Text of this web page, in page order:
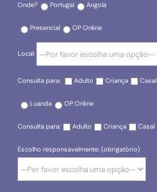
Onde? Portugal Angola
Presencial OP Online
Local:
Consulta para: Adulto Criança Casal
Luanda OP Online
Consulta para: Adulto Criança Casal
Escolho responsavelmente: (obrigatório)